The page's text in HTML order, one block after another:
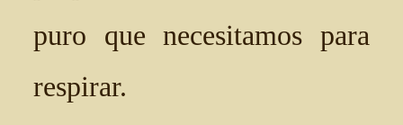
puro que necesitamos para
respirar.